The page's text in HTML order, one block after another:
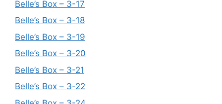
Belle’s Box – 3-17
Belle’s Box – 3-18
Belle’s Box – 3-19
Belle’s Box – 3-20
Belle’s Box – 3-21
Belle’s Box – 3-22